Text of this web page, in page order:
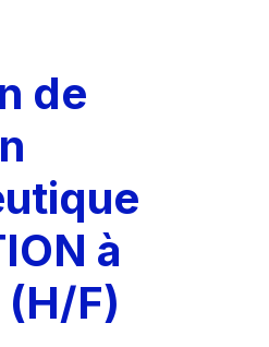
de
à
(H/F)